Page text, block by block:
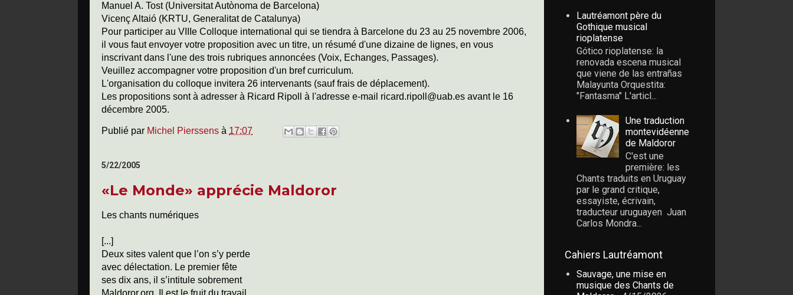
Manuel A. Tost (Universitat Autònoma de Barcelona)
Vicenç Altaió (KRTU, Generalitat de Catalunya)
Pour participer au VIIIe Colloque international qui se tiendra à Barcelone du 23 au 25 novembre 2006,
il vous faut envoyer votre proposition avec un titre, un résumé d'une dizaine de lignes, en vous
inscrivant dans l'une des trois rubriques annoncées (Voix, Echanges, Passages).
Veuillez accompagner votre proposition d'un bref curriculum.
L'organisation du colloque invitera 26 intervenants (sauf frais de déplacement).
Les propositions sont à adresser à Ricard Ripoll à l'adresse e-mail ricard.ripoll@uab.es avant le 16
décembre 2005.
Publié par Michel Pierssens à 17:07
5/22/2005
«Le Monde» apprécie Maldoror
Les chants numériques
[...]
Deux sites valent que l’on s’y perde
avec délectation. Le premier fête
ses dix ans, il s’intitule sobrement
Lautréamont père du
Gothique musical
rioplatense
Gótico rioplatense: la
renovada escena musical
que viene de las entrañas
Malayunta Orquestita:
"Fantasma" L'articl...
Une traduction
montevidéenne
de Maldoror
C'est une
première: les
Chants traduits en Uruguay
par le grand critique,
essayiste, écrivain,
traducteur uruguayen Juan
Carlos Mondra...
Cahiers Lautréamont
Sauvage, une mise en
musique des Chants de